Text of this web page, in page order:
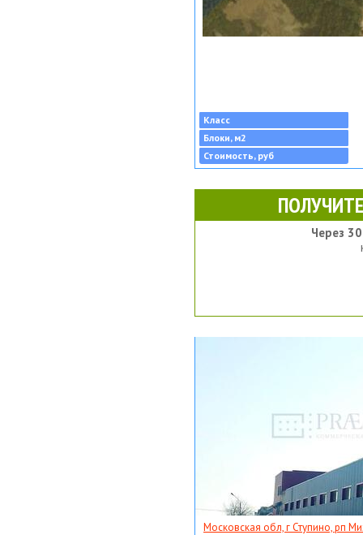
Класс
Блоки, м2
Стоимость, руб
Через
Московская обл, г Ступино, рп